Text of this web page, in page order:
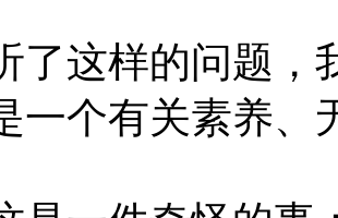
这样的问题，
一个有关素养、